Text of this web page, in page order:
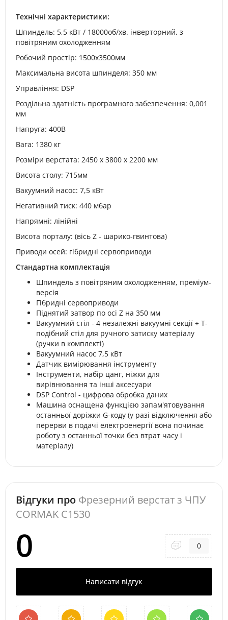
Технічні характеристики:
Шпиндель: 5,5 кВт / 18000об/хв. інверторний, з
повітряним охолодженням
Робочий простір: 1500x3500мм
Максимальна висота шпинделя: 350 мм
Управління: DSP
Роздільна здатність програмного забезпечення: 0,001
мм
Напруга: 400В
Вага: 1380 кг
Розміри верстата: 2450 x 3800 x 2200 мм
Висота столу: 715мм
Вакуумний насос: 7,5 кВт
Негативний тиск: 440 мбар
Напрямні: лінійні
Висота порталу: (вісь Z - шарико-гвинтова)
Приводи осей: гібридні сервоприводи
Стандартна комплектація
Шпиндель з повітряним охолодженням, преміум-
версія
Гібридні сервоприводи
Піднятий затвор по осі Z на 350 мм
Вакуумний стіл - 4 незалежні вакуумні секції + Т-
подібний стіл для ручного затиску матеріалу
(ручки в комплекті)
Вакуумний насос 7,5 кВт
Датчик вимірювання інструменту
Інструменти, набір цанг, ніжки для
вирівнювання та інші аксесуари
DSP Control - цифрова обробка даних
Машина оснащена функцією запам'ятовування
останньої доріжки G-коду (у разі відключення або
перерви в подачі електроенергії вона починає
роботу з останньої точки без втрат часу і
матеріалу)
Відгуки про Фрезерний верстат з ЧПУ
CORMAK C1530
0 0
Написати відгук